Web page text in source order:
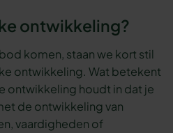
ontwikkeling?
komen, staan we kort stil
ontwikkeling. Wat betekent
ontwikkeling houdt in dat je
de ontwikkeling van
vaardigheden of